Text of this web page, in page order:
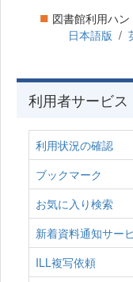
■ 図書館利用ハン
日本語版 /
利用者サービス
利用状況の確認
ブックマーク
お気に入り検索
新着資料通知サー
ILL複写依頼